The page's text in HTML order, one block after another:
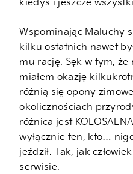
kiedyś i jeszcze
Wspominając Maluchy
kilku ostatnich nawet
mu rację. Sęk w tym, że
miałem okazję
różnią się opony
okolicznościach
różnica jest
wyłącznie ten, kto…
jeździł. Tak, jak
serwisie.